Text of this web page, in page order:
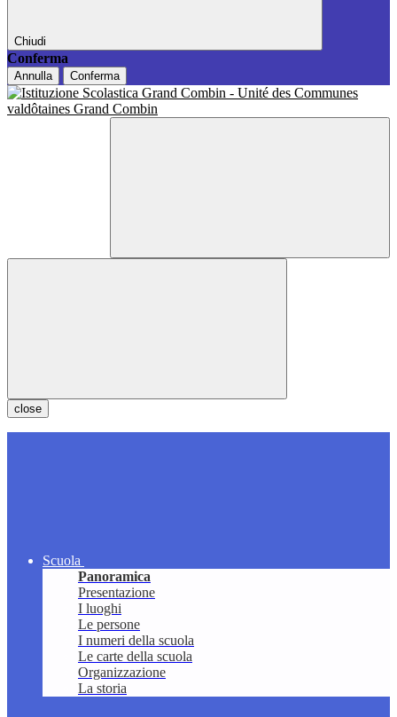
Chiudi
Conferma
Annulla Conferma
close
Scuola
Panoramica
Presentazione
I luoghi
Le persone
I numeri della scuola
Le carte della scuola
Organizzazione
La storia